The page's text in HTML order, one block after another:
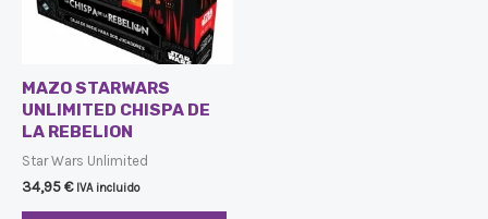
MAZO STARWARS
UNLIMITED CHISPA DE
LA REBELION
Star Wars Unlimited
34,95€ IVA incluido